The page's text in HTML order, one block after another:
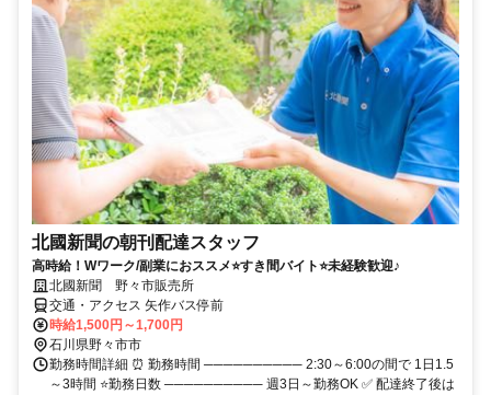
北國新聞の朝刊配達スタッフ
高時給！Wワーク/副業におススメ⭐すき間バイト⭐未経験歓迎♪
北國新聞 野々市販売所
交通・アクセス 矢作バス停前
時給1,500円～1,700円
石川県野々市市
勤務時間詳細 ⏰ 勤務時間 ────────── 2:30～6:00の間で 1日1.5
～3時間 ⭐勤務日数 ────────── 週3日～勤務OK ✅ 配達終了後は